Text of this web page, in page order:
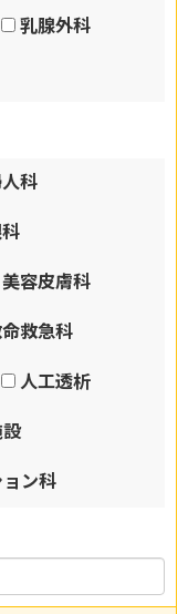
乳腺外科
科
美容皮膚科
救急科
人工透析
ン科